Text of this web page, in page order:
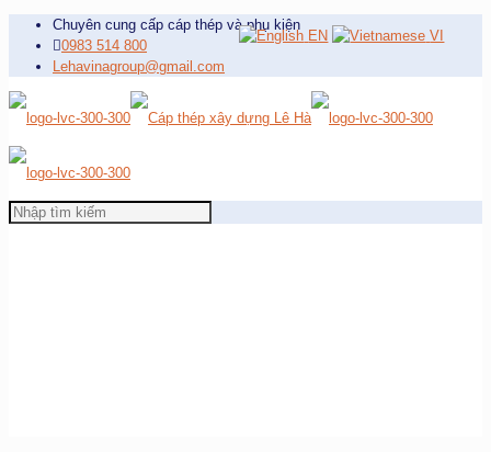
Chuyên cung cấp cáp thép và phụ kiện
0983 514 800
Lehavinagroup@gmail.com
EN VI